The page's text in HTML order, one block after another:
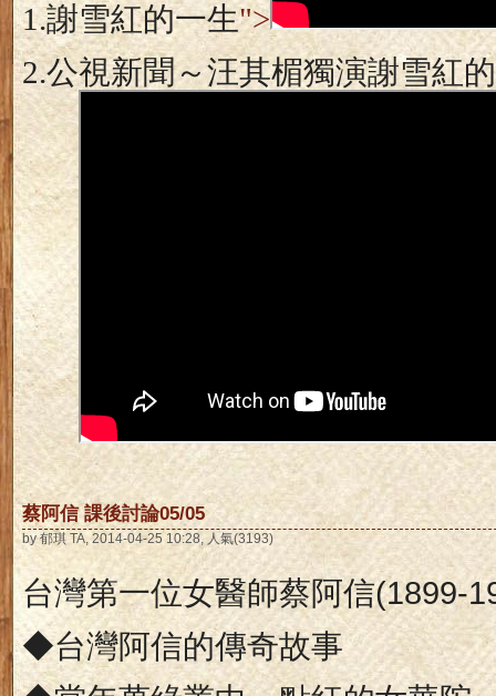
1.謝雪紅的一生">
2.公視新聞～汪其楣獨演謝雪紅
蔡阿信 課後討論05/05
by 郁琪 TA, 2014-04-25 10:28, 人氣(3193)
台灣第一位女醫師蔡阿信(1899-
◆台灣阿信的傳奇故事